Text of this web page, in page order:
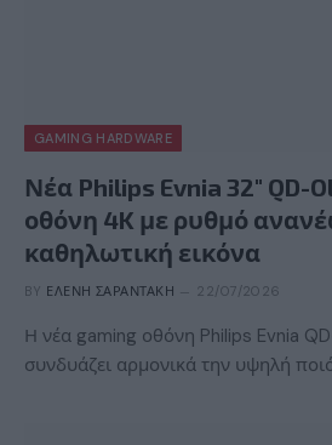
GAMING HARDWARE
Νέα Philips Evnia 32″ QD-
οθόνη 4K με ρυθμό
καθηλωτική εικόνα
BY ΕΛΈΝΗ ΣΑΡΑΝΤΆΚΗ 22/07/2026
Η νέα gaming οθόνη Philips Evnia
συνδυάζει αρμονικά την υψηλή